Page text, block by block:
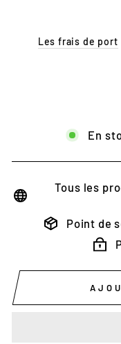
Les frais de port
En
Tous les
Point de